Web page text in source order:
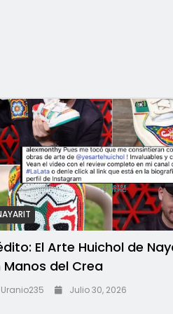
El Arte Huichol de
Manos del Crea
Uranio235 Julio 30, 2026